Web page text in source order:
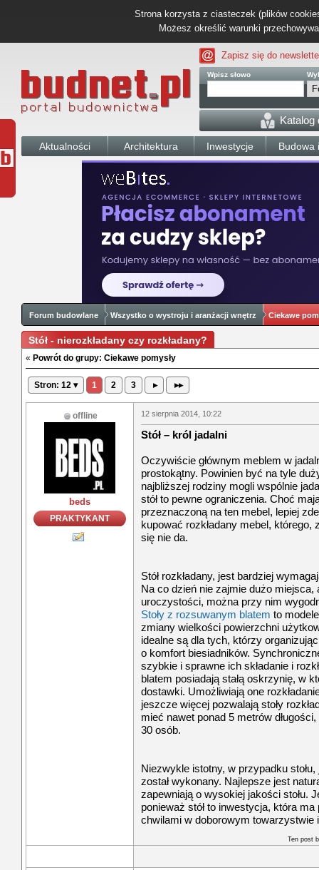
Strona korzysta z ciasteczek (plików
Możesz określić warunki
Zapisz się do
Wpisz słowo
Katalog
Aktualności Architektura Inwestycje Budowa
Forum budowlane Wszystko o wystroju i aranżacji wnętrz Ciekawe
Stół - nierozkładany czy rozkładany?
« Powrót do grupy: Ciekawe pomysły
Stron: 12 ▾ 1 2 3 ▸ ▸▸
offline
beds
PRAKTYKANT
12 sierpnia 2014, 10:22
Stół – król jadalni
Oczywiście głównym meblem w
prostokątny. Powinien być na tyle
najbliższej rodziny mogli wspólnie
stół to pewne ograniczenia. Choć
przeznaczoną na ten mebel, lepiej
kupować rozkładany mebel, którego,
się nie da.
Stół rozkładany, jest bardziej
Na co dzień nie zajmie dużo
uroczystości, można przy nim
Stoły z rozsuwanym blatem to
zmiany wielkości powierzchni
idealne są dla tych, którzy
o komfort biesiadników.
szybkie i sprawne ich składanie i
blatem posiadają stałą oskrzynię, w
dostawki. Umożliwiają one
jeszcze więcej pozwalają stoły
mieć nawet ponad 5 metrów
30 osób.
Niezwykle istotny, w przypadku
został wykonany. Najlepsze jest
zapewniają o wysokiej jakości stołu.
ponieważ stół to inwestycja, która
chwilami w doborowym towarzystwie
Ten post